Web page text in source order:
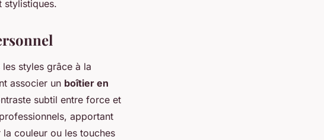
stylistiques.
les styles grâce à la
associer un boîtier en
subtil entre force et
apportant
couleur ou les touches